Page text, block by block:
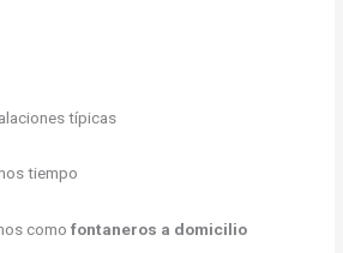
típicas
tiempo
comofontaneros a domicilio